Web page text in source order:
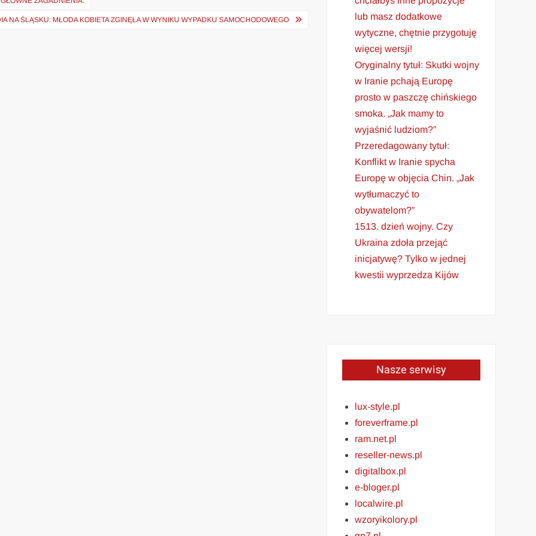
NA ŚLĄSKU: MŁODA KOBIETA ZGINĘŁA W WYNIKU WYPADKU SAMOCHODOWEGO
lub masz dodatkowe
wytyczne, chętnie przygotuję
więcej wersji!
Oryginalny tytuł: Skutki wojny
w Iranie pchają Europę
prosto w paszczę chińskiego
smoka. „Jak mamy to
wyjaśnić ludziom?”
Przeredagowany tytuł:
Konflikt w Iranie spycha
Europę w objęcia Chin. „Jak
wytłumaczyć to
obywatelom?”
1513. dzień wojny. Czy
Ukraina zdoła przejąć
inicjatywę? Tylko w jednej
kwestii wyprzedza Kijów
Nasze serwisy
lux-style.pl
foreverframe.pl
ram.net.pl
reseller-news.pl
digitalbox.pl
e-bloger.pl
localwire.pl
wzoryikolory.pl